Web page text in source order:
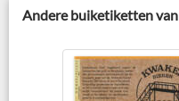
Andere buiketiketten van